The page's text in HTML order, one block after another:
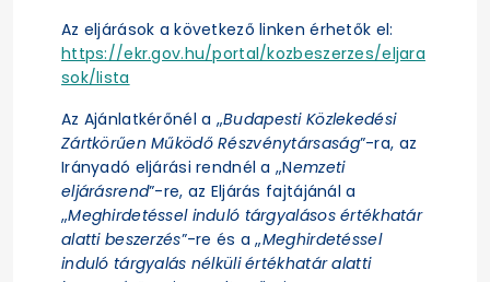
Az eljárások a következő linken érhetők el:
https://ekr.gov.hu/portal/kozbeszerzes/eljara
sok/lista
Az Ajánlatkérőnél a „Budapesti Közlekedési
Zártkörűen Működő Részvénytársaság”-ra, az
Irányadó eljárási rendnél a „Nemzeti
eljárásrend”-re, az Eljárás fajtájánál a
„Meghirdetéssel induló tárgyalásos értékhatár
alatti beszerzés”-re és a „Meghirdetéssel
induló tárgyalás nélküli értékhatár alatti